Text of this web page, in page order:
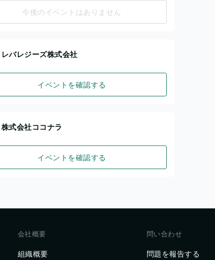
今後のイベントはありません
レバレジーズ株式会社
イベントを確認する
株式会社ココナラ
イベントを確認する
会社概要
組織概要
問い合わせ
問題を報告する